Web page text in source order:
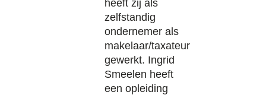
heeft zij als
zelfstandig
ondernemer als
makelaar/taxateur
gewerkt. Ingrid
Smeelen heeft
een opleiding